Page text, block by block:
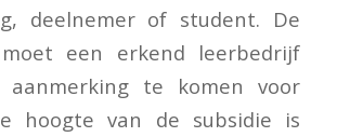
deelnemer of student. De
een erkend leerbedrijf
te komen voor
hoogte van de subsidie is